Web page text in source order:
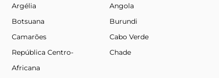
Argélia
Angola
Botsuana
Burundi
Camarões
Cabo Verde
República Centro-
Africana
Chade